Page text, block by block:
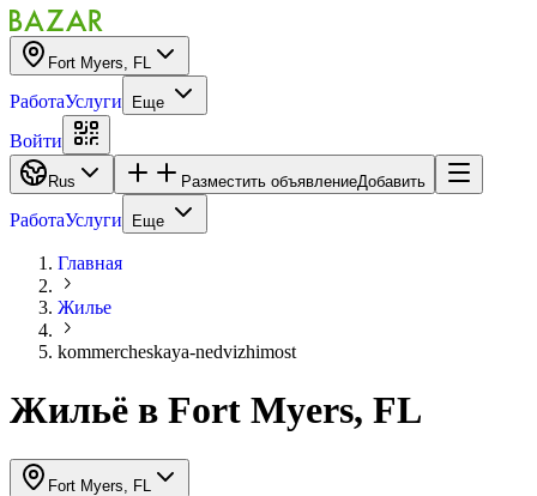
Fort Myers, FL
РаботаУслуги Еще
Войти
Rus Разместить объявлениеДобавить
РаботаУслуги Еще
Главная
Жилье
kommercheskaya-nedvizhimost
Жильё в Fort Myers, FL
Fort Myers, FL